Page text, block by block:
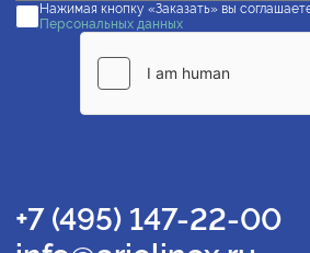
Нажимая кнопку «Заказать» вы
Персональных данных
+7 (495) 147-22-00